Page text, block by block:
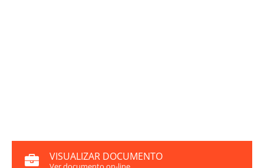
VISUALIZAR DOCUMENTO